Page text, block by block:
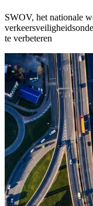
SWOV, het nationale
te verbeteren